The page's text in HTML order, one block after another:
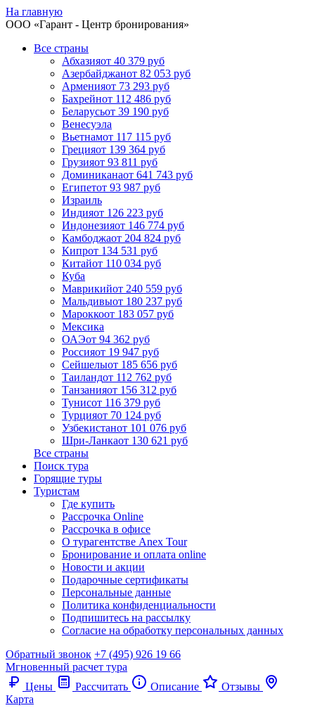
На главную
ООО «Гарант - Центр бронирования»
Все страны
Абхазияот 40 379 руб
Азербайджанот 82 053 руб
Арменияот 73 293 руб
Бахрейнот 112 486 руб
Беларусьот 39 190 руб
Венесуэла
Вьетнамот 117 115 руб
Грецияот 139 364 руб
Грузияот 93 811 руб
Доминиканаот 641 743 руб
Египетот 93 987 руб
Израиль
Индияот 126 223 руб
Индонезияот 146 774 руб
Камбоджаот 204 824 руб
Кипрот 134 531 руб
Китайот 110 034 руб
Куба
Маврикийот 240 559 руб
Мальдивыот 180 237 руб
Мароккоот 183 057 руб
Мексика
ОАЭот 94 362 руб
Россияот 19 947 руб
Сейшелыот 185 656 руб
Таиландот 112 762 руб
Танзанияот 156 312 руб
Тунисот 116 379 руб
Турцияот 70 124 руб
Узбекистанот 101 076 руб
Шри-Ланкаот 130 621 руб
Все страны
Поиск тура
Горящие туры
Туристам
Где купить
Рассрочка Online
Рассрочка в офисе
О турагентстве Anex Tour
Бронирование и оплата online
Новости и акции
Подарочные сертификаты
Персональные данные
Политика конфиденциальности
Подпишитесь на рассылку
Согласие на обработку персональных данных
Обратный звонок +7 (495) 926 19 66
Мгновенный расчет тура
Цены
Рассчитать Описание
Отзывы
Карта